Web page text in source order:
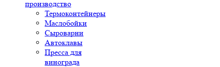
производство
Термоконтейнеры
Маслобойки
Сыроварни
Автоклавы
Пресса для
винограда